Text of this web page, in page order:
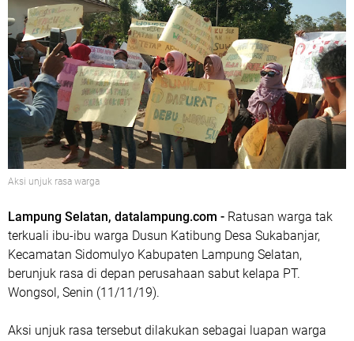
Aksi unjuk rasa warga
Lampung Selatan, datalampung.com - Ratusan warga tak
terkuali ibu-ibu warga Dusun Katibung Desa Sukabanjar,
Kecamatan Sidomulyo Kabupaten Lampung Selatan,
berunjuk rasa di depan perusahaan sabut kelapa PT.
Wongsol, Senin (11/11/19).
Aksi unjuk rasa tersebut dilakukan sebagai luapan warga